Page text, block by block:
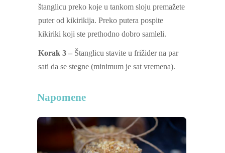
štanglicu preko koje u tankom sloju premažete
puter od kikirikija. Preko putera pospite
kikiriki koji ste prethodno dobro samleli.
Korak 3 – Štanglicu stavite u frižider na par
sati da se stegne (minimum je sat vremena).
Napomene